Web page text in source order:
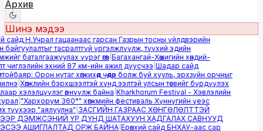
Архив
Шинэ мэдээ
сайд Н.Учрал гацаанаас гарсан Газрын тосны үйлдвэрийн
тасралтгүй үргэлжлүүлж, түүхий эдийн
баталгаажуулах үүрэг өгөв|Багахангай-Хөшигийн хөндий-
эхний 87 км-ийн ажил дуусчээ|Шадар сайд
Орон нутаг хөгжихөд чөдөр болж буй хууль, эрхзүйн орчныг
|Хөгжлийн бэрхшээлтэй хүнд ээлтэй улсын төсвийг бүрдүүлэх
хэлэлцүүлэг өрнүүлж байна|Kharkhorum Festival - Хэвлэлийн
|"Хархорум 360°" хөгжмийн фестиваль Хүннүгийн үеэс
"аялуулна"|ЗАСГИЙН ГАЗРААС ХӨНГӨЛӨЛТТЭЙ
ДЭМЖСЭНИЙ ҮР ДҮНД ШАТАХУУН ХАДГАЛАХ САВНУУД
АШИГЛАЛТАД ОРЖ БАЙНА|Ерөнхий сайд БНХАУ-аас сар